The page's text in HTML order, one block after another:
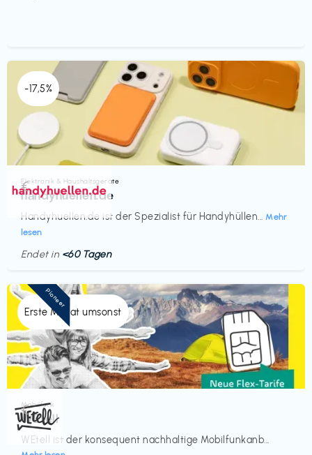
-17,5%
Elektronik & Haushaltsgeräte
handyhuellen.de
Handyhuellen.de ist der Spezialist für Handyhüllen... Mehr
lesen
€‎
Endet in <60 Tagen
Erste Monat umsonst
Mobilfunk
WEtell
WEtell ist der konsequent nachhaltige Mobilfunkanb...
€‎
Pioneer